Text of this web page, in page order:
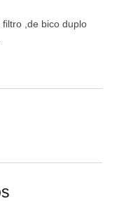
,de bico duplo